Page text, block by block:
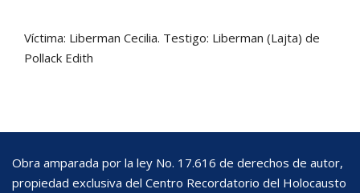
Víctima: Liberman Cecilia. Testigo: Liberman (Lajta) de
Pollack Edith
Obra amparada por la ley No. 17.616 de derechos de autor,
propiedad exclusiva del Centro Recordatorio del Holocausto